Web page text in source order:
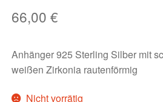
66,00 €
Anhänger 925 Sterling Silber mit
weißen Zirkonia rautenförmig
Nicht vorrätig